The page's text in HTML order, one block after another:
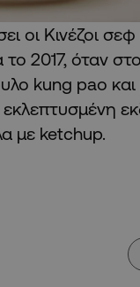
οι Κινέζοι
2017, όταν
kung pao και
εκλεπτυσμένη
με ketchup.